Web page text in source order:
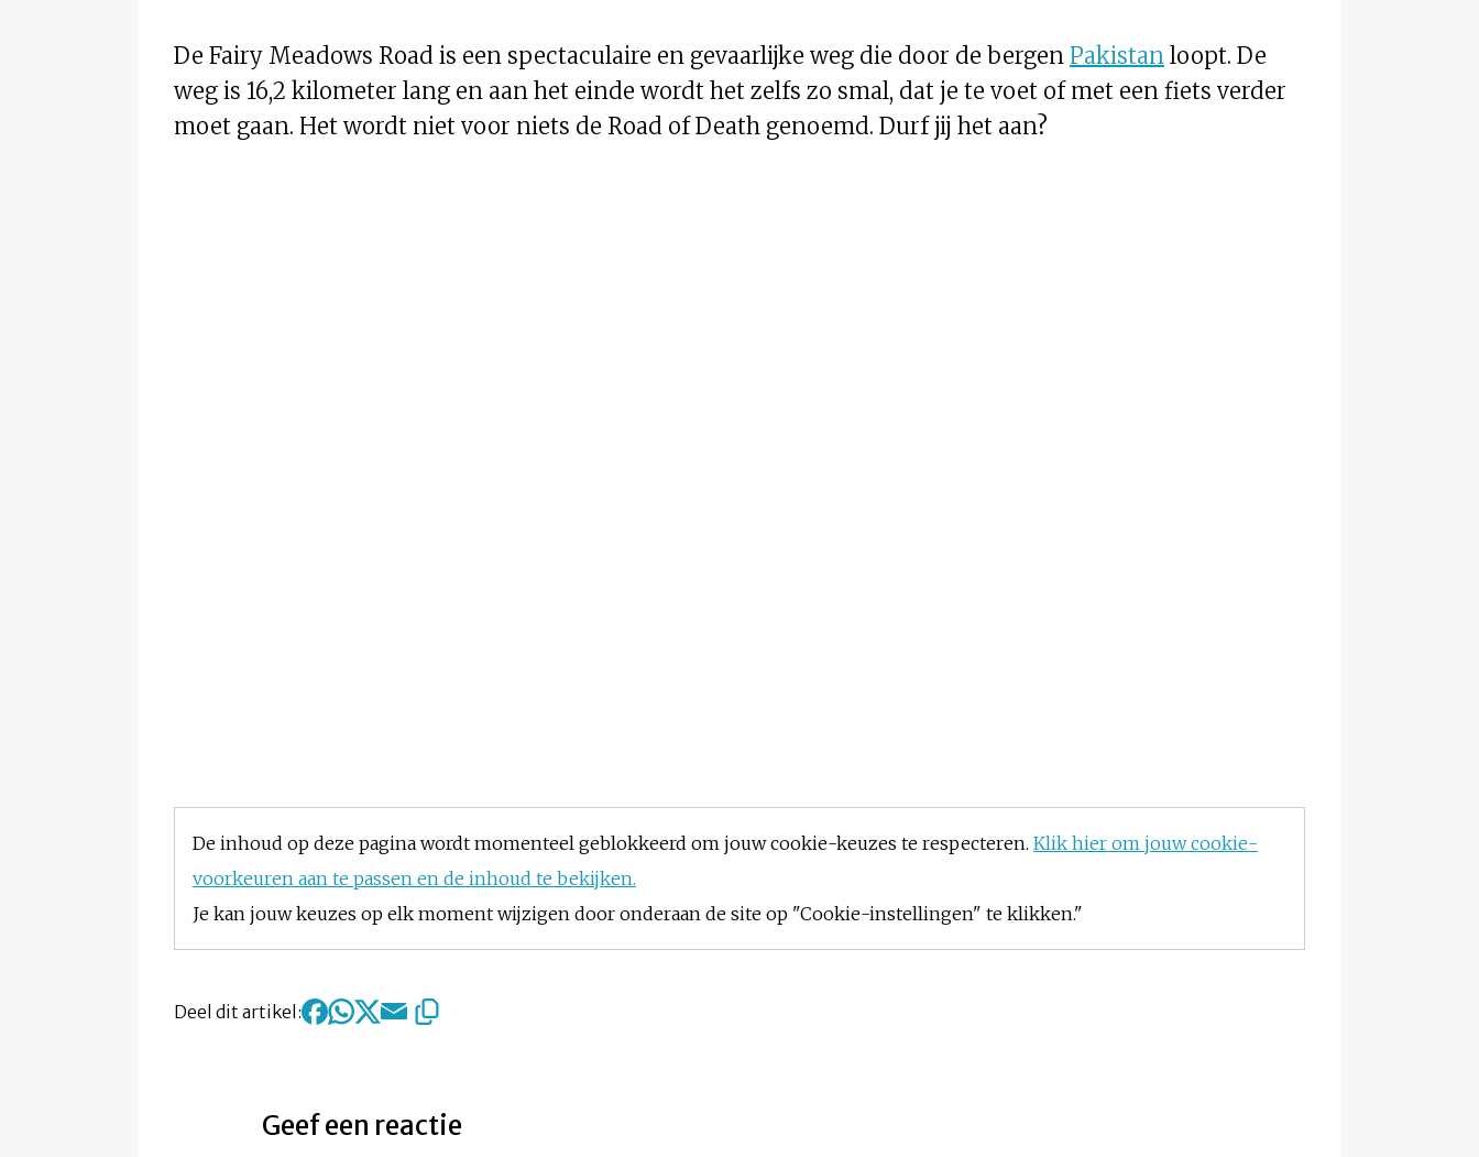
De Fairy Meadows Road is een spectaculaire en gevaarlijke weg die door de bergen Pakistan loopt. De
weg is 16,2 kilometer lang en aan het einde wordt het zelfs zo smal, dat je te voet of met een fiets verder
moet gaan. Het wordt niet voor niets de Road of Death genoemd. Durf jij het aan?
De inhoud op deze pagina wordt momenteel geblokkeerd om jouw cookie-keuzes te respecteren. Klik hier om jouw cookie-
voorkeuren aan te passen en de inhoud te bekijken.
Je kan jouw keuzes op elk moment wijzigen door onderaan de site op "Cookie-instellingen" te klikken."
Deel dit artikel:
Geef een reactie